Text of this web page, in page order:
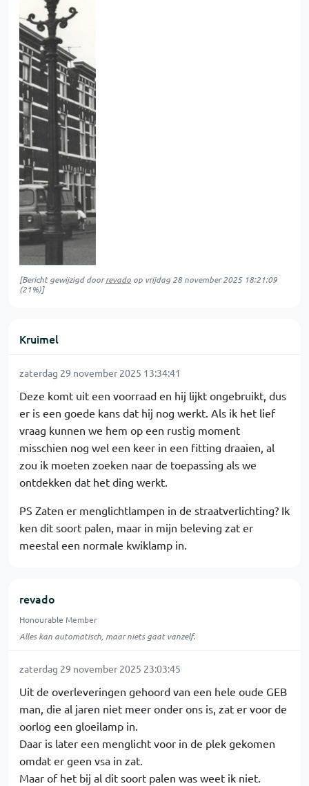
[Bericht gewijzigd doorrevado op vrijdag 28 november 2025 18:21:09
(21%)]
Kruimel
zaterdag 29 november 2025 13:34:41
Deze komt uit een voorraad en hij lijkt ongebruikt, dus
er is een goede kans dat hij nog werkt. Als ik het lief
vraag kunnen we hem op een rustig moment
misschien nog wel een keer in een fitting draaien, al
zou ik moeten zoeken naar de toepassing als we
ontdekken dat het ding werkt.
PS Zaten er menglichtlampen in de straatverlichting? Ik
ken dit soort palen, maar in mijn beleving zat er
meestal een normale kwiklamp in.
revado
Honourable Member
Alles kan automatisch, maar niets gaat vanzelf.
zaterdag 29 november 2025 23:03:45
Uit de overleveringen gehoord van een hele oude GEB
man, die al jaren niet meer onder ons is, zat er voor de
oorlog een gloeilamp in.
Daar is later een menglicht voor in de plek gekomen
omdat er geen vsa in zat.
Maar of het bij al dit soort palen was weet ik niet.